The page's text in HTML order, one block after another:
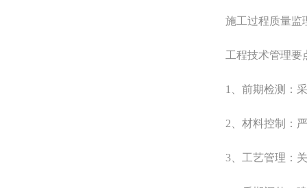
施工过程质量监
工程技术管理要
1、前期检测：采
2、材料控制：严
3、工艺管理：关